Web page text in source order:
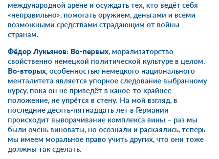
международной арене и осуждать тех, кто ведёт себя
«неправильно», помогать оружием, деньгами и всеми
возможными средствами страдающим от войны
странам.
Фёдор Лукьянов: Во-первых, морализаторство
свойственно немецкой политической культуре в целом.
Во-вторых, особенностью немецкого национального
менталитета является упорное следование выбранному
курсу, пока он не приведёт в какое-то крайнее
положение, не упрётся в стену. На мой взгляд, в
последние десять-пятнадцать лет в Германии
происходит выворачивание комплекса вины – раз мы
были очень виноваты, но осознали и раскаялись, теперь
мы имеем моральное право учить других, что они тоже
должны так сделать.